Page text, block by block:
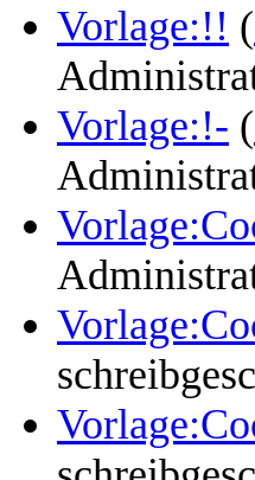
Vorlage:!! (
Vorlage:!- (